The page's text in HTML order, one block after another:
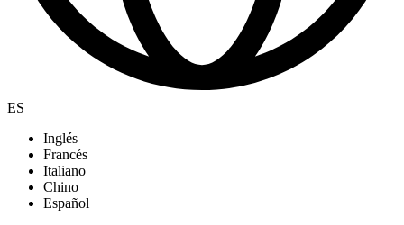
ES
Inglés
Francés
Italiano
Chino
Español